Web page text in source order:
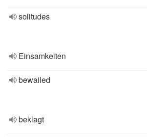
solitudes
Einsamkeiten
bewailed
beklagt